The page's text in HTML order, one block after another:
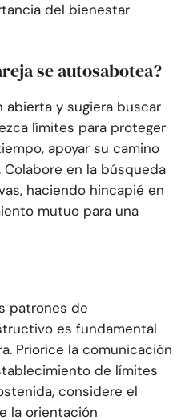
del bienestar
se autosabotea?
abierta y sugiera buscar
límites para proteger
apoyar su camino
en la búsqueda
haciendo hincapié en
mutuo para una
patrones de
es fundamental
Priorice la comunicación
de límites
considere el
la orientación